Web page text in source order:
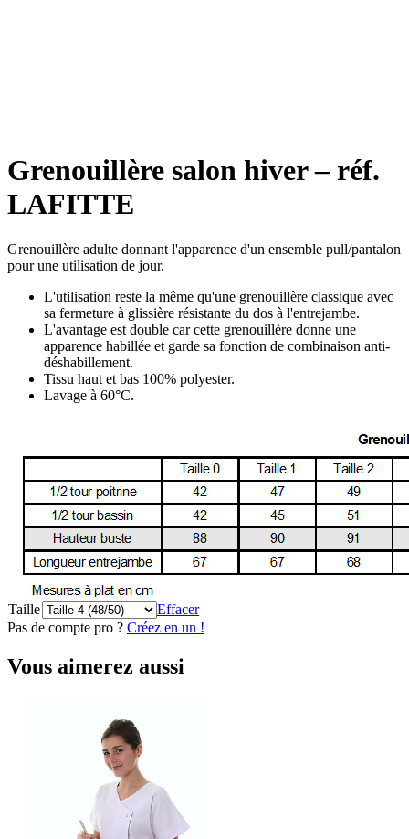
Grenouillère salon hiver – réf.
LAFITTE
Grenouillère adulte donnant l'apparence d'un ensemble pull/pantalon
pour une utilisation de jour.
L'utilisation reste la même qu'une grenouillère classique avec
sa fermeture à glissière résistante du dos à l'entrejambe.
L'avantage est double car cette grenouillère donne une
apparence habillée et garde sa fonction de combinaison anti-
déshabillement.
Tissu haut et bas 100% polyester.
Lavage à 60°C.
Taille
Effacer
Pas de compte pro ? Créez en un !
Vous aimerez aussi